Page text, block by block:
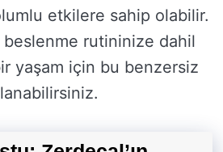
etkilere sahip olabilir.
beslenme rutininize dahil
yaşam için bu benzersiz